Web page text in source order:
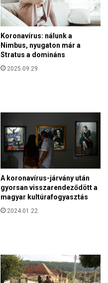
Koronavírus: nálunk a
Nimbus, nyugaton már a
Stratus a domináns
2025.09.29.
A koronavírus-járvány után
gyorsan visszarendeződött a
magyar kultúrafogyasztás
2024.01.22.